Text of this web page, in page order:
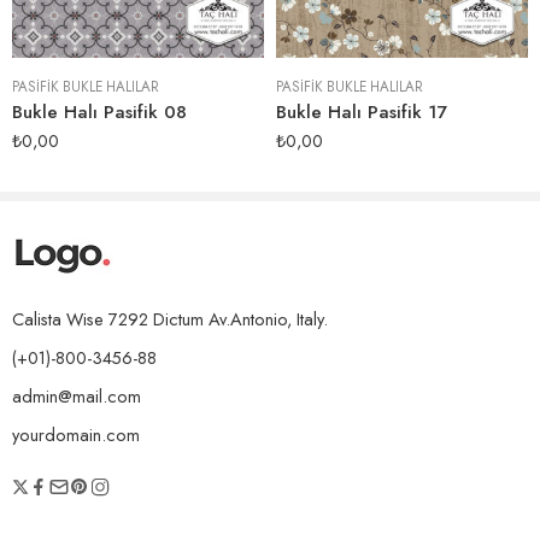
PASIFIK BUKLE HALILAR
Bukle Halı Pasifik 08
₺0,00
PASIFIK BUKLE HALILAR
Bukle Halı Pasifik 17
₺0,00
Calista Wise 7292 Dictum Av.Antonio, Italy.
(+01)-800-3456-88
admin@mail.com
yourdomain.com